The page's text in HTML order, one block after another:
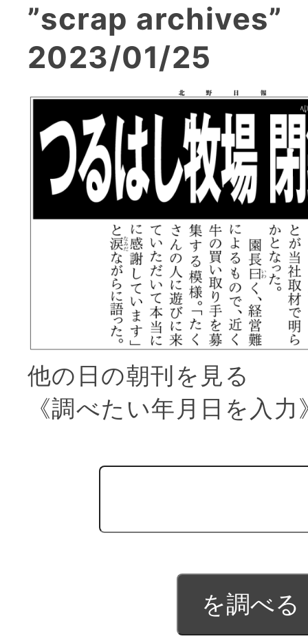
”scrap
2023/01/25
他の日の朝刊を見る
《調べたい年月日を入力